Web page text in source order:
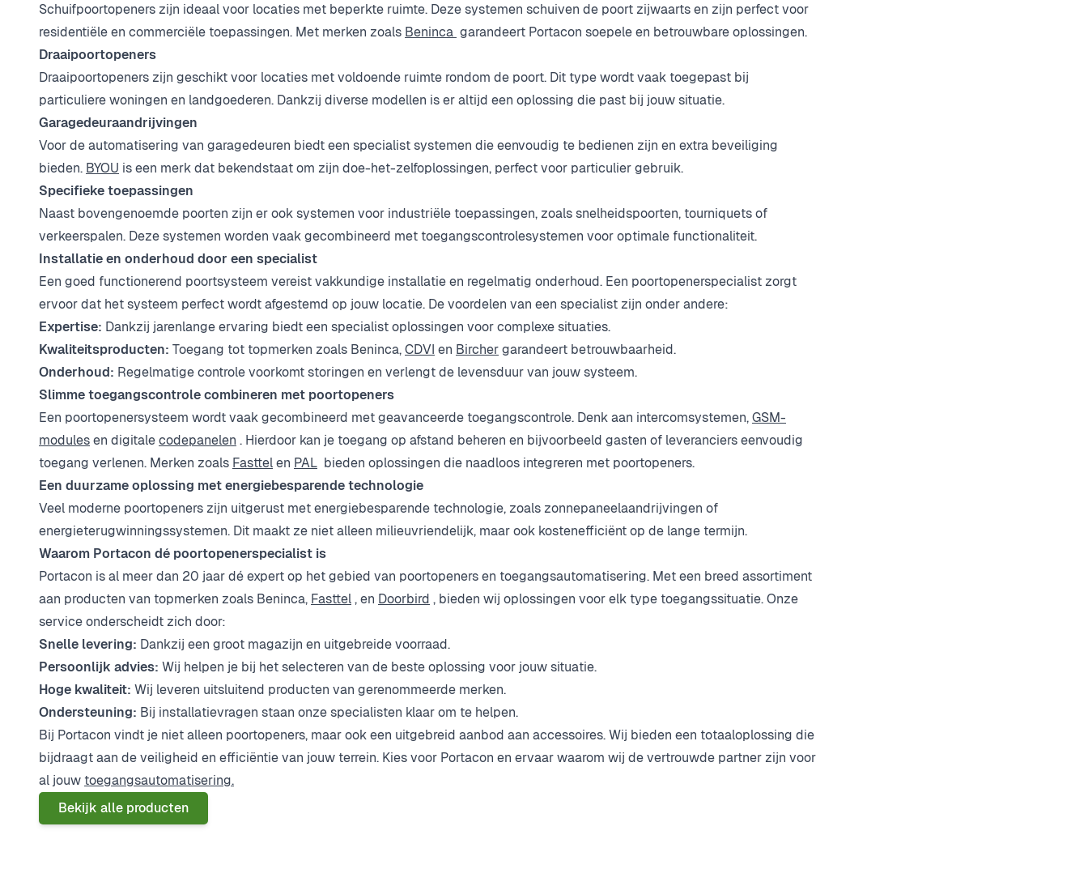
Schuifpoortopeners zijn ideaal voor locaties met beperkte ruimte. Deze systemen schuiven de poort zijwaarts en zijn perfect voor
residentiële en commerciële toepassingen. Met merken zoals Beninca garandeert Portacon soepele en betrouwbare oplossingen.
Draaipoortopeners
Draaipoortopeners zijn geschikt voor locaties met voldoende ruimte rondom de poort. Dit type wordt vaak toegepast bij
particuliere woningen en landgoederen. Dankzij diverse modellen is er altijd een oplossing die past bij jouw situatie.
Garagedeuraandrijvingen
Voor de automatisering van garagedeuren biedt een specialist systemen die eenvoudig te bedienen zijn en extra beveiliging
bieden. BYOU is een merk dat bekendstaat om zijn doe-het-zelfoplossingen, perfect voor particulier gebruik.
Specifieke toepassingen
Naast bovengenoemde poorten zijn er ook systemen voor industriële toepassingen, zoals snelheidspoorten, tourniquets of
verkeerspalen. Deze systemen worden vaak gecombineerd met toegangscontrolesystemen voor optimale functionaliteit.
Installatie en onderhoud door een specialist
Een goed functionerend poortsysteem vereist vakkundige installatie en regelmatig onderhoud. Een poortopenerspecialist zorgt
ervoor dat het systeem perfect wordt afgestemd op jouw locatie. De voordelen van een specialist zijn onder andere:
Expertise: Dankzij jarenlange ervaring biedt een specialist oplossingen voor complexe situaties.
Kwaliteitsproducten: Toegang tot topmerken zoals Beninca,CDVI en Birchergarandeert betrouwbaarheid.
Onderhoud: Regelmatige controle voorkomt storingen en verlengt de levensduur van jouw systeem.
Slimme toegangscontrole combineren met poortopeners
Een poortopenersysteem wordt vaak gecombineerd met geavanceerde toegangscontrole. Denk aan intercomsystemen,GSM-
modulesen digitalecodepanelen . Hierdoor kan je toegang op afstand beheren en bijvoorbeeld gasten of leveranciers eenvoudig
toegang verlenen. Merken zoals Fasttelen PAL bieden oplossingen die naadloos integreren met poortopeners.
Een duurzame oplossing met energiebesparende technologie
Veel moderne poortopeners zijn uitgerust met energiebesparende technologie, zoals zonnepaneelaandrijvingen of
energieterugwinningssystemen. Dit maakt ze niet alleen milieuvriendelijk, maar ook kostenefficiënt op de lange termijn.
Waarom Portacon dé poortopenerspecialist is
Portacon is al meer dan 20 jaar dé expert op het gebied van poortopeners en toegangsautomatisering. Met een breed assortiment
aan producten van topmerken zoals Beninca, Fasttel, en Doorbird , bieden wij oplossingen voor elk type toegangssituatie. Onze
service onderscheidt zich door:
Snelle levering: Dankzij een groot magazijn en uitgebreide voorraad.
Persoonlijk advies: Wij helpen je bij het selecteren van de beste oplossing voor jouw situatie.
Hoge kwaliteit: Wij leveren uitsluitend producten van gerenommeerde merken.
Ondersteuning: Bij installatievragen staan onze specialisten klaar om te helpen.
Bij Portacon vindt je niet alleen poortopeners, maar ook een uitgebreid aanbod aan accessoires. Wij bieden een totaaloplossing die
bijdraagt aan de veiligheid en efficiëntie van jouw terrein. Kies voor Portacon en ervaar waarom wij de vertrouwde partner zijn voor
al jouwtoegangsautomatisering.
Bekijk alle producten